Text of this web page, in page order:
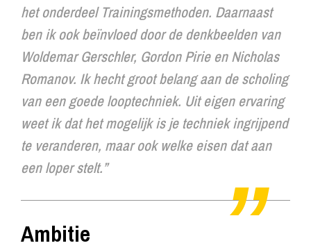
het onderdeel Trainingsmethoden. Daarnaast
ben ik ook beïnvloed door de denkbeelden van
Woldemar Gerschler, Gordon Pirie en Nicholas
Romanov. Ik hecht groot belang aan de scholing
van een goede looptechniek. Uit eigen ervaring
weet ik dat het mogelijk is je techniek ingrijpend
te veranderen, maar ook welke eisen dat aan
een loper stelt.”
Ambitie